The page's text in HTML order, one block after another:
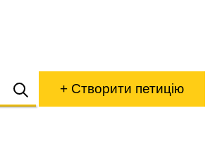
+ Створити петицію